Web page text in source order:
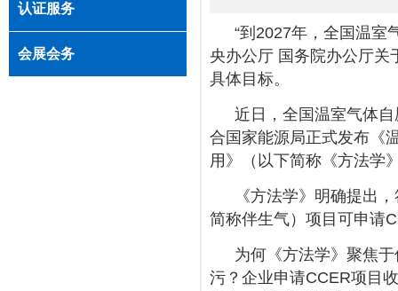
认证服务
会展会务
“到2027年，全国温室
央办公厅 国务院办公厅关
具体目标。
近日，全国温室气体
合国家能源局正式发布《
用》
（以下简称《方法学
《方法学》明确提出
简称伴生气） 项目可申请
为何《方法学》聚焦
污？企业申请CCER项目